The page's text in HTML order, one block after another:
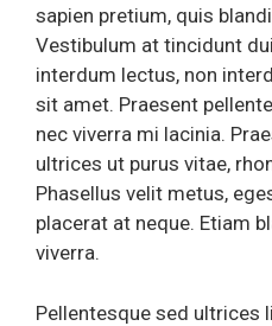
sapien pretium, quis
Vestibulum at tincidunt
interdum lectus, non
sit amet. Praesent
nec viverra mi lacinia.
ultrices ut purus vitae,
Phasellus velit metus,
placerat at neque. Etiam
viverra.
Pellentesque sed ultrices